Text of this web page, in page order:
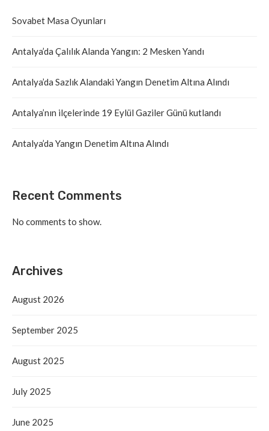
Sovabet Masa Oyunları
Antalya’da Çalılık Alanda Yangın: 2 Mesken Yandı
Antalya’da Sazlık Alandaki Yangın Denetim Altına Alındı
Antalya’nın ilçelerinde 19 Eylül Gaziler Günü kutlandı
Antalya’da Yangın Denetim Altına Alındı
Recent Comments
No comments to show.
Archives
August 2026
September 2025
August 2025
July 2025
June 2025